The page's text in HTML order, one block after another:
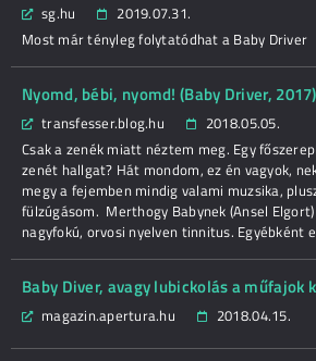
sg.hu
2019.07.31.
Most már tényleg folytatódhat a Baby Driver
Nyomd, bébi, nyomd! (Baby Driver, 2017)
transfesser.blog.hu
2018.05.05.
Csak a zenék miatt néztem meg. Egy
zenét hallgat? Hát mondom, ez én vagyok,
megy a fejemben mindig valami muzsika,
fülzúgásom. Merthogy Babynek (Ansel
nagyfokú, orvosi nyelven tinnitus. Egyébként
Baby Diver, avagy lubickolás a műfajok
magazin.apertura.hu 2018.04.15.